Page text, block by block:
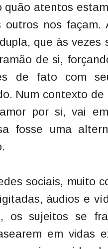
quão atentos
outros nos
que às vezes
de si,
de fato com
Num contexto
por si, vai
fosse uma
sociais, muito
áudios e
os sujeitos se
em vidas